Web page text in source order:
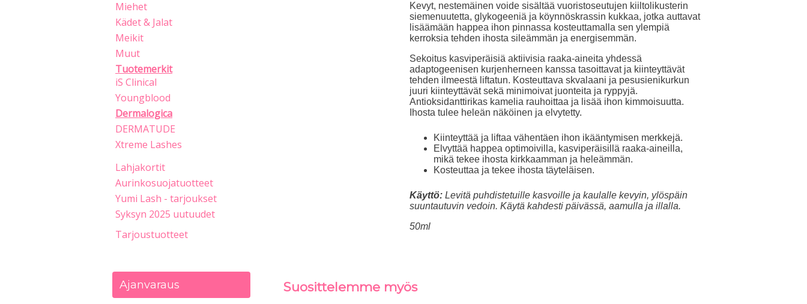
Kevyt, nestemäinen voide sisältää vuoristoseutujen kiiltolikusterin
siemenuutetta, glykogeeniä ja köynnöskrassin kukkaa, jotka auttavat
lisäämään happea ihon pinnassa kosteuttamalla sen ylempiä
kerroksia tehden ihosta sileämmän ja energisemmän.
Sekoitus kasviperäisiä aktiivisia raaka-aineita yhdessä
adaptogeenisen kurjenherneen kanssa tasoittavat ja kiinteyttävät
tehden ilmeestä liftatun. Kosteuttava skvalaani ja pesusienikurkun
juuri kiinteyttävät sekä minimoivat juonteita ja ryppyjä.
Antioksidanttirikas kamelia rauhoittaa ja lisää ihon kimmoisuutta.
Ihosta tulee heleän näköinen ja elvytetty.
Kiinteyttää ja liftaa vähentäen ihon ikääntymisen merkkejä.
Elvyttää happea optimoivilla, kasviperäisillä raaka-aineilla,
mikä tekee ihosta kirkkaamman ja heleämmän.
Kosteuttaa ja tekee ihosta täyteläisen.
Käyttö: Levitä puhdistetuille kasvoille ja kaulalle kevyin, ylöspäin
suuntautuvin vedoin. Käytä kahdesti päivässä, aamulla ja illalla.
50ml
Suosittelemme myös
Miehet
Kädet & Jalat
Meikit
Muut
Tuotemerkit
iS Clinical
Youngblood
Dermalogica
DERMATUDE
Xtreme Lashes
Lahjakortit
Aurinkosuojatuotteet
Yumi Lash - tarjoukset
Syksyn 2025 uutuudet
Tarjoustuotteet
Ajanvaraus